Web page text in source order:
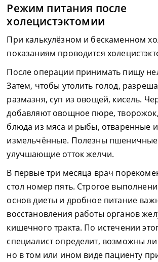
Режим питания после
холецистэктомии
При калькулёзном и бескаменном
показаниям проводится
После операции принимать пищу
Затем, чтобы утолить голод,
размазня, суп из овощей, кисель.
добавляют овощное пюре,
блюда из мяса и рыбы, отваренные и
измельчённые. Полезны пшеничные
улучшающие отток желчи.
В первые три месяца врач
стол номер пять. Строгое
основ диеты и дробное питание
восстановления работы органов
кишечного тракта. По истечении
специалист определит, возможны
но в том или ином виде пациенту